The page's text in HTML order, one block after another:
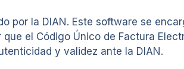
por la DIAN. Este software se
el Código Único de Factura
y validez ante la DIAN.